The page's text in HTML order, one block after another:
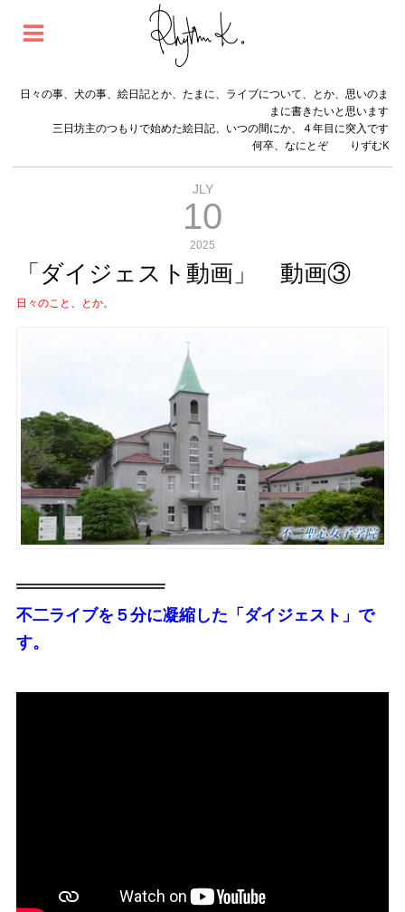
日々の事、犬の事、絵日記とか、たまに、ライブについて、とか、思いのま
まに書きたいと思います
三日坊主のつもりで始めた絵日記、いつの間にか、４年目に突入です
何卒、なにとぞ りずむK
JLY
10
2025
「ダイジェスト動画」 動画③
日々のこと、とか。
不二ライブを５分に凝縮した「ダイジェスト」で
す。